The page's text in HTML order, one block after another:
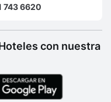
de ruedas
sillas de
743 6620
con nuestra